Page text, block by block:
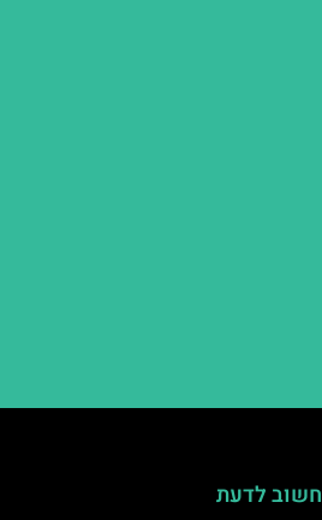
חשוב לדעת